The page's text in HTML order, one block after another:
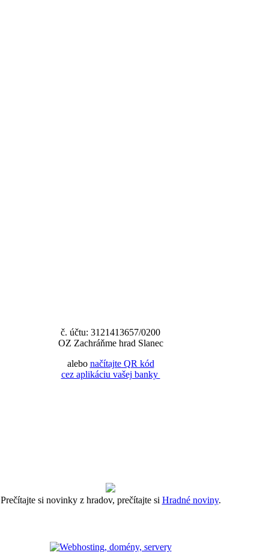
č. účtu: 3121413657/0200
OZ Zachráňme hrad Slanec
alebo načítajte QR kód
cez aplikáciu vašej banky
Prečítajte si novinky z hradov, prečítajte si Hradné noviny.